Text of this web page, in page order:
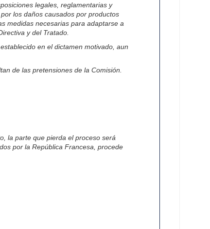
legales, reglamentarias y
los daños causados por productos
medidas necesarias para adaptarse a
y del Tratado.
en el dictamen motivado, aun
de las pretensiones de la Comisión.
la parte que pierda el proceso será
por la República Francesa, procede